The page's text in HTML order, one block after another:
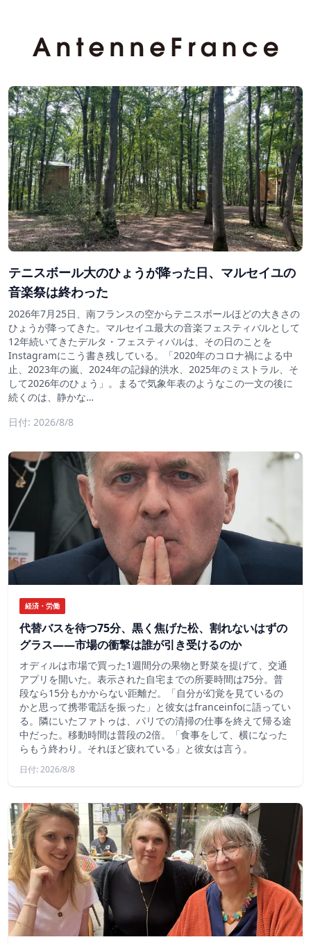
テニスボール大のひょうが降った日、マルセイユの
音楽祭は終わった
2026年7月25日、南フランスの空からテニスボールほどの大きさの
ひょうが降ってきた。マルセイユ最大の音楽フェスティバルとして
12年続いてきたデルタ・フェスティバルは、その日のことを
Instagramにこう書き残している。「2020年のコロナ禍による中
止、2023年の嵐、2024年の記録的洪水、2025年のミストラル、そ
して2026年のひょう」。まるで気象年表のようなこの一文の後に
続くのは、静かな…
日付: 2026/8/8
経済・労働
代替バスを待つ75分、黒く焦げた松、割れないはずの
グラス——市場の衝撃は誰が引き受けるのか
オディルは市場で買った1週間分の果物と野菜を提げて、交通
アプリを開いた。表示された自宅までの所要時間は75分。普
段なら15分もかからない距離だ。「自分が幻覚を見ているの
かと思って携帯電話を振った」と彼女はfranceinfoに語ってい
る。隣にいたファトゥは、パリでの清掃の仕事を終えて帰る途
中だった。移動時間は普段の2倍。「食事をして、横になった
らもう終わり。それほど疲れている」と彼女は言う。
日付: 2026/8/8